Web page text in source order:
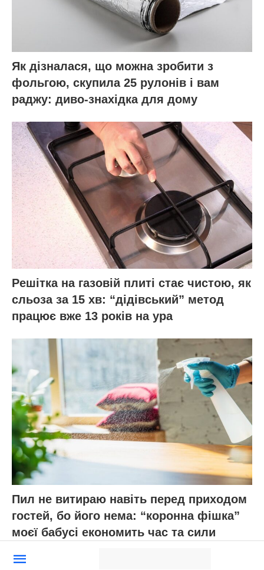
Як дізналася, що можна зробити з
фольгою, скупила 25 рулонів і вам
раджу: диво-знахідка для дому
Решітка на газовій плиті стає чистою, як
сльоза за 15 хв: “дідівський” метод
працює вже 13 років на ура
Пил не витираю навіть перед приходом
гостей, бо його нема: “коронна фішка”
моєї бабусі економить час та сили